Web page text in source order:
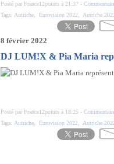
Posté par France12points à 21:37 -
Tags: Autriche Eurovision 2022 Autriche
8 février 2022
DJ LUM!X & Pia Maria
Posté par France12points à 18:25 -
Tags: Autriche Eurovision 2022 Autriche